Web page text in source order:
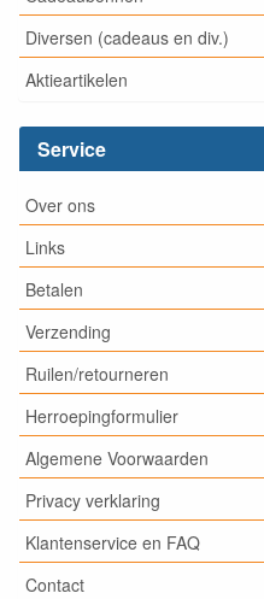
Diversen (cadeaus en div.)
Aktieartikelen
Service
Over ons
Links
Betalen
Verzending
Ruilen/retourneren
Herroepingformulier
Algemene Voorwaarden
Privacy verklaring
Klantenservice en FAQ
Contact